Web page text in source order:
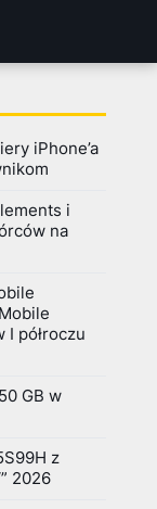
iPhone’a
i
na
I półroczu
GB w
z
2026